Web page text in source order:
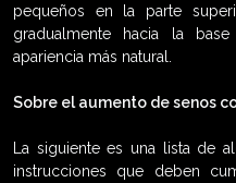
pequeños en la parte
gradualmente hacia la
apariencia más natural.
Sobre el aumento de senos
La siguiente es una lista de
instrucciones que deben